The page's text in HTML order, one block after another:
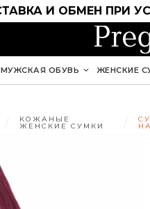
И ОБМЕН ПРИ
МУЖСКАЯ ОБУВЬ ЖЕНСКИЕ
КОЖАНЫЕ
ЖЕНСКИЕ СУМКИ